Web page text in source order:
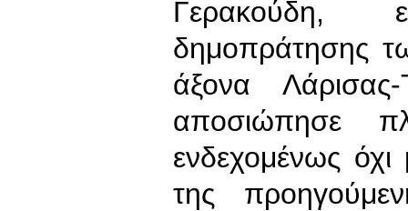
Γερακούδη,
δημοπράτησης
άξονα
αποσιώπησε
ενδεχομένως
της